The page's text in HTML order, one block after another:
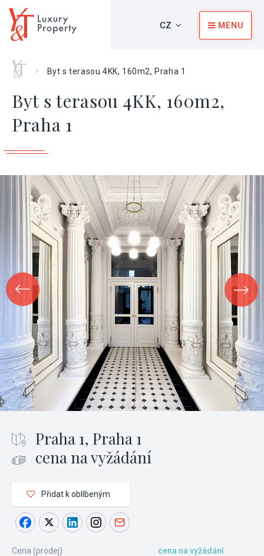
CZ MENU
Home
> Byt s terasou 4KK, 160m2, Praha 1
Byt s terasou 4KK, 160m2,
Praha 1
Praha 1, Praha 1
cena na vyžádání
Přidat k oblíbeným
Cena (prodej) cena na vyžádání